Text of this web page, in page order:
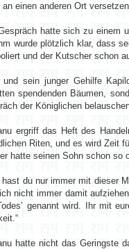
an einen anderen Ort
hatte sich zu einem
wurde plötzlich klar, dass
und der Kutscher schon
und sein junger Gehilfe
spendenden Bäumen,
der Königlichen
ergriff das Heft des
Riten, und es wird Zeit
hatte seinen Sohn schon so
hast du nur immer mit dieser
nicht immer damit
genannt wird. Ihr mit
hatte nicht das Geringste